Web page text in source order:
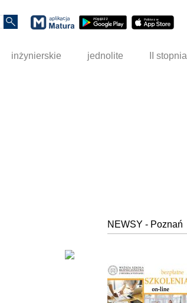
inżynierskie jednolite II stopnia
NEWSY - Poznań